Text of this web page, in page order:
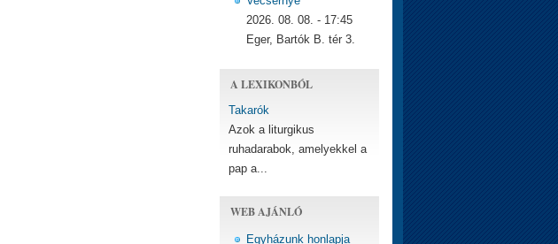
2026. 08. 08. - 17:45
Eger, Bartók B. tér 3.
A LEXIKONBÓL
Takarók
Azok a liturgikus
ruhadarabok, amelyekkel a
pap a...
WEB AJÁNLÓ
Egyházunk honlapja